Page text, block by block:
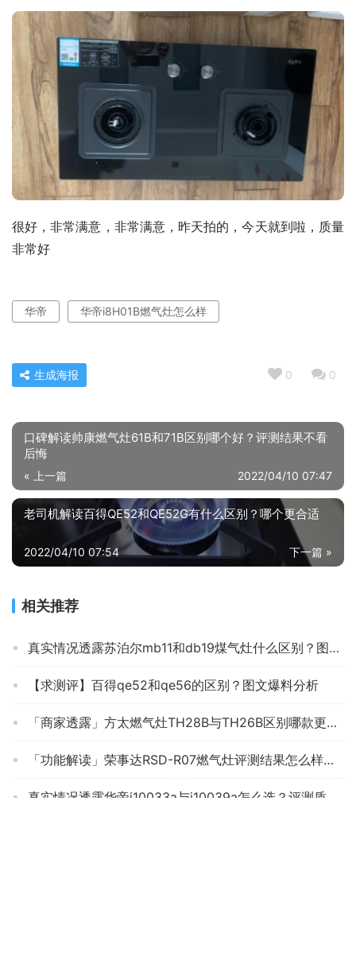
很好，非常满意，非常满意，昨天拍的，今天就到啦，质量
非常好
华帝 华帝i8H01B燃气灶怎么样
0 0
生成海报
口碑解读帅康燃气灶61B和71B区别哪个好？评测结果不看
后悔
« 上一篇 2022/04/10 07:47
老司机解读百得QE52和QE52G有什么区别？哪个更合适
下一篇 »
2022/04/10 07:54
相关推荐
真实情况透露苏泊尔mb11和db19煤气灶什么区别？图文爆料分析
【求测评】百得qe52和qe56的区别？图文爆料分析
「商家透露」方太燃气灶TH28B与TH26B区别哪款更适合？评测质量好不好
「功能解读」荣事达RSD-R07燃气灶评测结果怎么样？不值得买吗？